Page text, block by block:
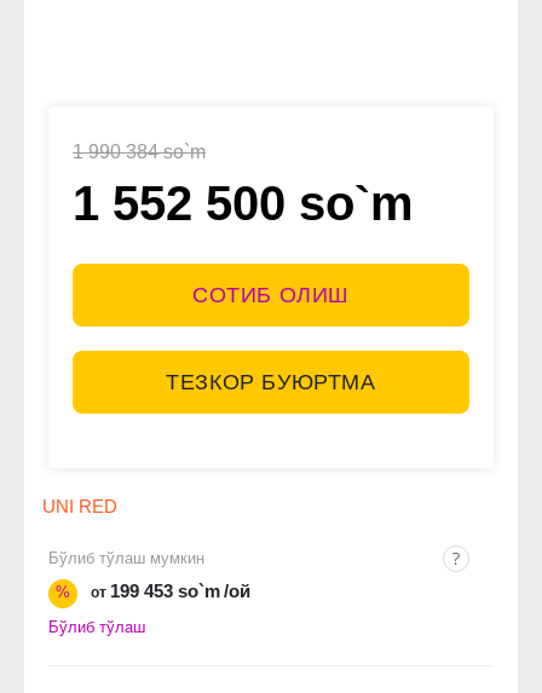
1 990 384 so`m
1 552 500 so`m
СОТИБ ОЛИШ
ТЕЗКОР БУЮРТМА
UNI RED
Бўлиб тўлаш мумкин
%
от 199 453 so`m/ой
Бўлиб тўлаш